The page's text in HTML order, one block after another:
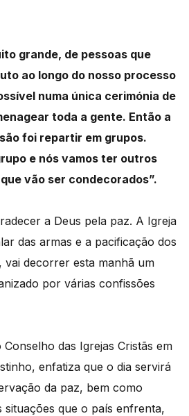
grande, de pessoas que
ao longo do nosso processo
numa única cerimónia de
toda a gente. Então a
foi repartir em grupos.
e nós vamos ter outros
vão ser condecorados”.
a Deus pela paz. A Igreja
das armas e a pacificação dos
vai decorrer esta manhã um
por várias confissões
das Igrejas Cristãs em
enfatiza que o dia servirá
da paz, bem como
que o país enfrenta,